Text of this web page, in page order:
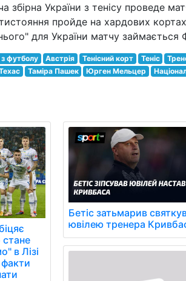
збірна України з тенісу проведе
пройде на хардових
для України матчу займається
з футболу Австрія Тенісний корт Теніс
Таміра Пашек Юрген Мельцер
в Лізі
факти
Бетіс затьмарив
ювілею тренера